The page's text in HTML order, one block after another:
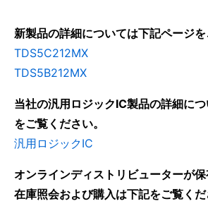
新製品の詳細については下記ページを
TDS5C212MX
TDS5B212MX
当社の汎用ロジックIC製品の詳細に
をご覧ください。
汎用ロジックIC
オンラインディストリビューターが
在庫照会および購入は下記をご覧く